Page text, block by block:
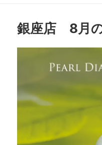
銀座店 8月